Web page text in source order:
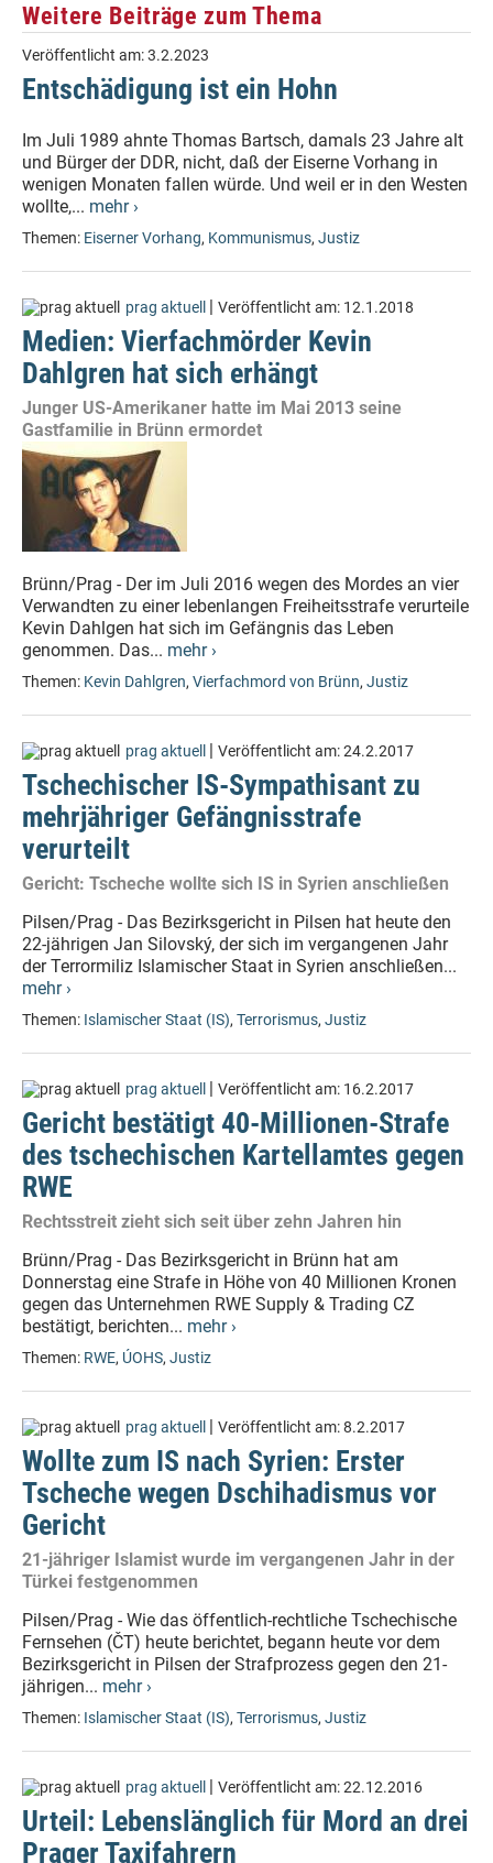
Weitere Beiträge zum Thema
Veröffentlicht am:3.2.2023
Entschädigung ist ein Hohn
Im Juli 1989 ahnte Thomas Bartsch, damals 23 Jahre alt
und Bürger der DDR, nicht, daß der Eiserne Vorhang in
wenigen Monaten fallen würde. Und weil er in den Westen
wollte,... mehr ›
Themen: Eiserner Vorhang, Kommunismus, Justiz
prag aktuell | Veröffentlicht am: 12.1.2018
Medien: Vierfachmörder Kevin
Dahlgren hat sich erhängt
Junger US-Amerikaner hatte im Mai 2013 seine
Gastfamilie in Brünn ermordet
Brünn/Prag - Der im Juli 2016 wegen des Mordes an vier
Verwandten zu einer lebenlangen Freiheitsstrafe verurteile
Kevin Dahlgen hat sich im Gefängnis das Leben
genommen. Das... mehr ›
Themen: Kevin Dahlgren, Vierfachmord von Brünn, Justiz
prag aktuell | Veröffentlicht am:24.2.2017
Tschechischer IS-Sympathisant zu
mehrjähriger Gefängnisstrafe
verurteilt
Gericht: Tscheche wollte sich IS in Syrien anschließen
Pilsen/Prag - Das Bezirksgericht in Pilsen hat heute den
22-jährigen Jan Silovský, der sich im vergangenen Jahr
der Terrormiliz Islamischer Staat in Syrien anschließen...
mehr ›
Themen: Islamischer Staat (IS), Terrorismus, Justiz
prag aktuell | Veröffentlicht am: 16.2.2017
Gericht bestätigt 40-Millionen-Strafe
des tschechischen Kartellamtes gegen
RWE
Rechtsstreit zieht sich seit über zehn Jahren hin
Brünn/Prag - Das Bezirksgericht in Brünn hat am
Donnerstag eine Strafe in Höhe von 40 Millionen Kronen
gegen das Unternehmen RWE Supply & Trading CZ
bestätigt, berichten... mehr ›
Themen: RWE, ÚOHS, Justiz
prag aktuell | Veröffentlicht am:8.2.2017
Wollte zum IS nach Syrien: Erster
Tscheche wegen Dschihadismus vor
Gericht
21-jähriger Islamist wurde im vergangenen Jahr in der
Türkei festgenommen
Pilsen/Prag - Wie das öffentlich-rechtliche Tschechische
Fernsehen (ČT) heute berichtet, begann heute vor dem
Bezirksgericht in Pilsen der Strafprozess gegen den 21-
jährigen... mehr ›
Themen: Islamischer Staat (IS), Terrorismus, Justiz
prag aktuell | Veröffentlicht am:22.12.2016
Urteil: Lebenslänglich für Mord an drei
Prager Taxifahrern